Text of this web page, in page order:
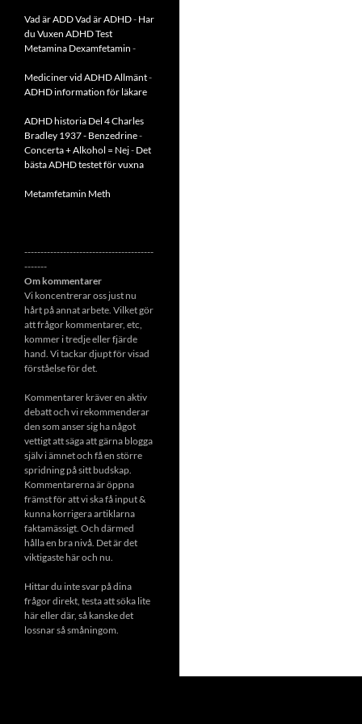
Vad är ADDVad är ADHD- Har
du Vuxen ADHD Test
Metamina Dexamfetamin -
Mediciner vid ADHD Allmänt-
ADHD information för läkare
ADHD historia Del 4 Charles
Bradley 1937 - Benzedrine-
Concerta + Alkohol = Nej- Det
bästa ADHD testet för vuxna
Metamfetamin Meth
----------------------------------------
-------
Om kommentarer
Vi koncentrerar oss just nu
hårt på annat arbete. Vilket gör
att frågor kommentarer, etc,
kommer i tredje eller fjärde
hand. Vi tackar djupt för visad
förståelse för det.
Kommentarer kräver en aktiv
debatt och vi rekommenderar
den som anser sig ha något
vettigt att säga att gärna blogga
själv i ämnet och få en större
spridning på sitt budskap.
Kommentarerna är öppna
främst för att vi ska få input &
kunna korrigera artiklarna
faktamässigt. Och därmed
hålla en bra nivå. Det är det
viktigaste här och nu.
Hittar du inte svar på dina
frågor direkt, testa att söka lite
här eller där, så kanske det
lossnar så småningom.